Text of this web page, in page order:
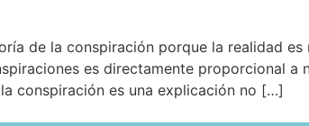
de la conspiración porque la realidad
es directamente proporcional
conspiración es una explicación no […]